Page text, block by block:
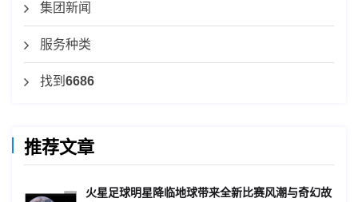
集团新闻
服务种类
找到 6686
推荐文章
火星足球明星降临地球带来全新比赛风潮与奇幻故